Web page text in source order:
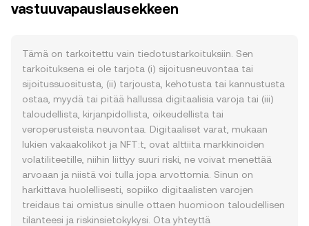
vastuuvapauslausekkeen
Tämä on tarkoitettu vain tiedotustarkoituksiin. Sen
tarkoituksena ei ole tarjota (i) sijoitusneuvontaa tai
sijoitussuositusta, (ii) tarjousta, kehotusta tai kannustusta
ostaa, myydä tai pitää hallussa digitaalisia varoja tai (iii)
taloudellista, kirjanpidollista, oikeudellista tai
veroperusteista neuvontaa. Digitaaliset varat, mukaan
lukien vakaakolikot ja NFT:t, ovat alttiita markkinoiden
volatiliteetille, niihin liittyy suuri riski, ne voivat menettää
arvoaan ja niistä voi tulla jopa arvottomia. Sinun on
harkittava huolellisesti, sopiiko digitaalisten varojen
treidaus tai omistus sinulle ottaen huomioon taloudellisen
tilanteesi ja riskinsietokykysi. Ota yhteyttä